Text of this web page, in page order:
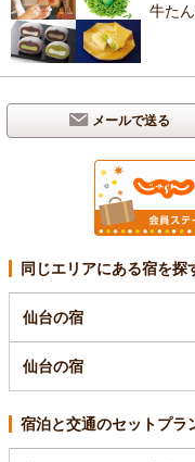
牛た
メールで送る
同じエリアにある宿を探
仙台の宿
仙台の宿
宿泊と交通のセットプラ